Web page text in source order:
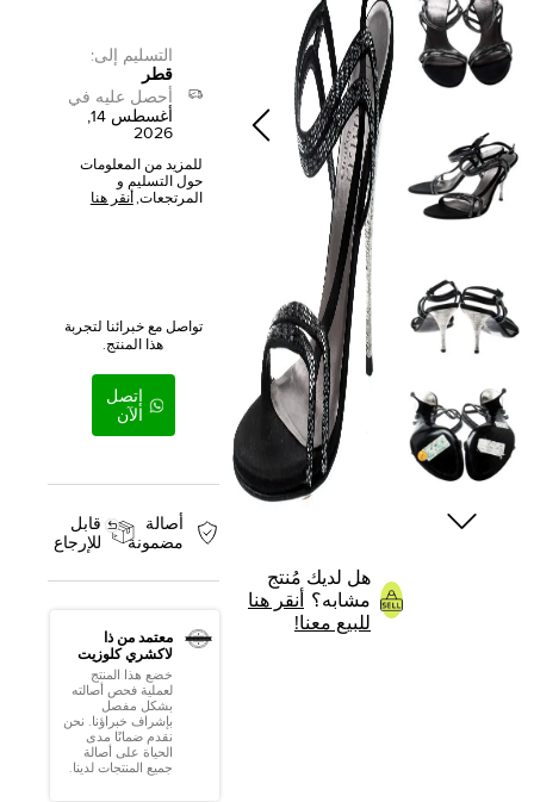
هل لديك مُنتج
مشابه؟
أنقر هنا
للبيع معنا!
التسليم إلى:
قطر
أحصل عليه في
أغسطس 14,
2026
للمزيد من المعلومات
حول التسليم و
المرتجعات, أنقر هنا
تواصل مع خبرائنا لتجربة
هذا المنتج.
إتصل
الآن
أصالة
مضمونة
قابل
للإرجاع
معتمد من ذا
لاكشري كلوزيت
خضع هذا المنتج
لعملية فحص أصالته
بشكل مفصل
بإشراف خبراؤنا. نحن
نقدم ضمانًا مدى
الحياة على أصالة
جميع المنتجات لدينا.